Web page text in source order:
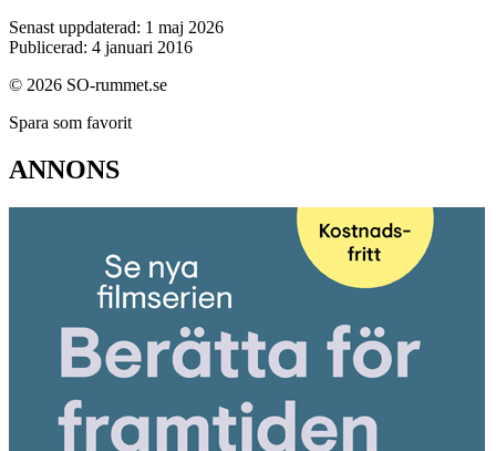
Senast uppdaterad: 1 maj 2026
Publicerad: 4 januari 2016
© 2026 SO-rummet.se
Spara som favorit
ANNONS